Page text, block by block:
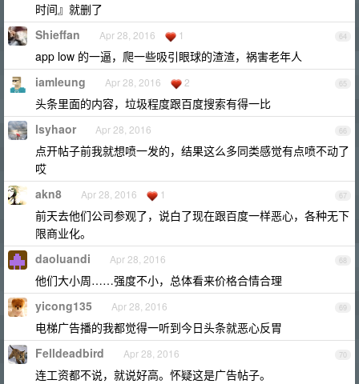
时间』就删了
64
Shieffan Apr 28, 2016 1
app low 的一逼，爬一些吸引眼球的渣渣，祸害老年人
65
iamleung Apr 28, 2016 2
头条里面的内容，垃圾程度跟百度搜索有得一比
66
lsyhaor Apr 28, 2016
点开帖子前我就想喷一发的，结果这么多同类感觉有点喷不动了
哎
67
akn8 Apr 28, 2016 1
前天去他们公司参观了，说白了现在跟百度一样恶心，各种无下
限商业化。
68
daoluandi Apr 28, 2016
他们大小周……强度不小，总体看来价格合情合理
69
yicong135 Apr 28, 2016
电梯广告播的我都觉得一听到今日头条就恶心反胃
70
Felldeadbird Apr 28, 2016
连工资都不说，就说好高。怀疑这是广告帖子。